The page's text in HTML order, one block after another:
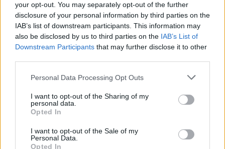
your opt-out. You may separately opt-out of the further
disclosure of your personal information by third parties on the
IAB’s list of downstream participants. This information may
also be disclosed by us to third parties on the IAB’s List of
Downstream Participants that may further disclose it to other
Personal Data Processing Opt Outs
I want to opt-out of the Sharing of my
personal data.
Opted In
I want to opt-out of the Sale of my
Personal Data.
Opted In
7
▲
43. Constrict Gaming 227 pkt
3
44. Young Stars Talents 226 pkt